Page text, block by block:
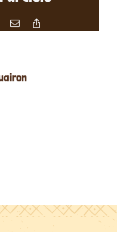
le
WhatsApp
Email
Link